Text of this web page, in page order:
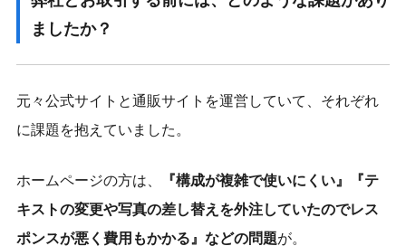
ましたか？
元々公式サイトと通販サイトを運営していて、それぞれ
に課題を抱えていました。
ホームページの方は、
『構成が複雑で使いにくい』『テ
キストの変更や写真の差し替えを外注していたのでレス
ポンスが悪く費用もかかる』などの問題が。